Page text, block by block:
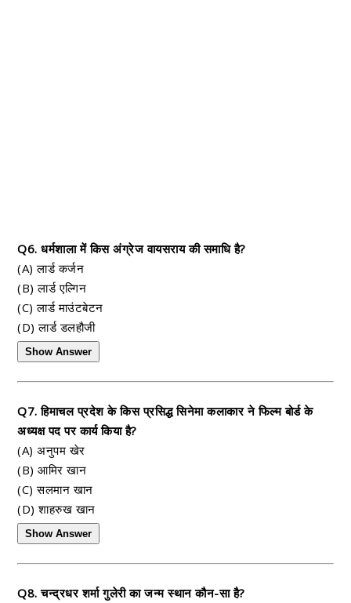
Q6. धर्मशाला में किस अंग्रेज वायसराय की समाधि है?
(A) लार्ड कर्जन
(B) लार्ड एल्गिन
(C) लार्ड माउंटबेटन
(D) लार्ड डलहौजी
Show Answer
Q7. हिमाचल प्रदेश के किस प्रसिद्ध सिनेमा कलाकार ने फिल्म बोर्ड के
अध्यक्ष पद पर कार्य किया है?
(A) अनुपम खेर
(B) आमिर खान
(C) सलमान खान
(D) शाहरुख खान
Show Answer
Q8. चन्द्रधर शर्मा गुलेरी का जन्म स्थान कौन-सा है?